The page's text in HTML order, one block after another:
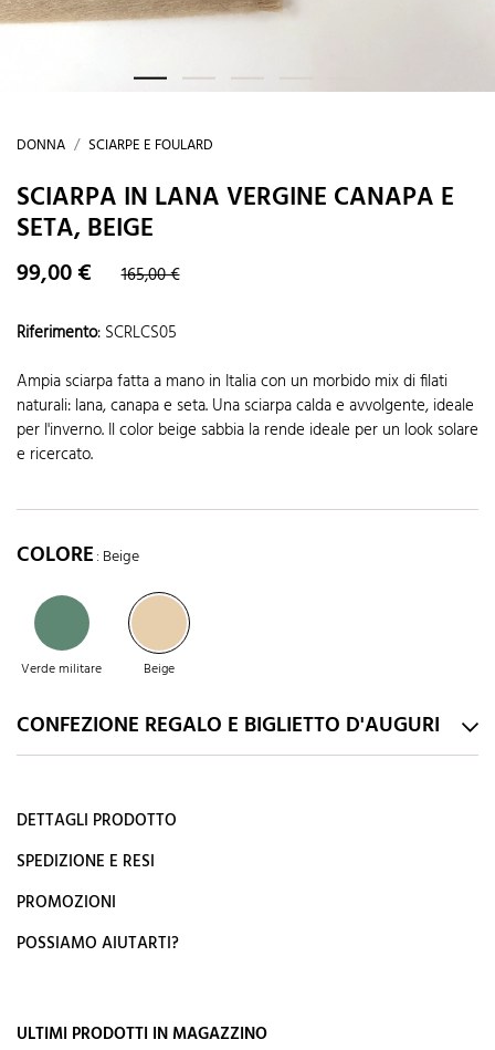
DONNA SCIARPE E FOULARD
SCIARPA IN LANA VERGINE CANAPA E
SETA, BEIGE
99,00 € 165,00 €
Riferimento: SCRLCS05
Ampia sciarpa fatta a mano in Italia con un morbido mix di filati
naturali: lana, canapa e seta. Una sciarpa calda e avvolgente, ideale
per l'inverno. Il color beige sabbia la rende ideale per un look solare
e ricercato.
COLORE: Beige
Verde militare Beige
CONFEZIONE REGALO E BIGLIETTO D'AUGURI
DETTAGLI PRODOTTO
SPEDIZIONE E RESI
PROMOZIONI
POSSIAMO AIUTARTI?
ULTIMI PRODOTTI IN MAGAZZINO